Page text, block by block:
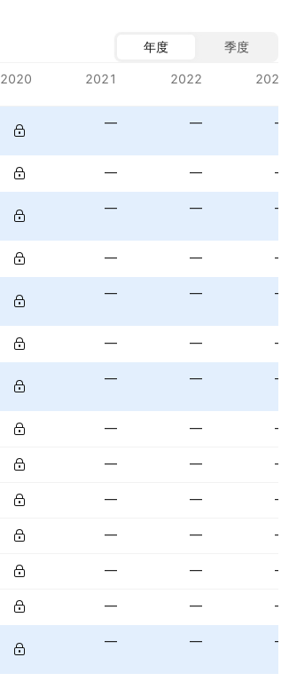
年度
季度
2020 2021 2022 2023
— — —
— — —
— — —
— — —
— — —
— — —
— — —
— — —
— — —
— — —
— — —
— — —
— — —
— — —